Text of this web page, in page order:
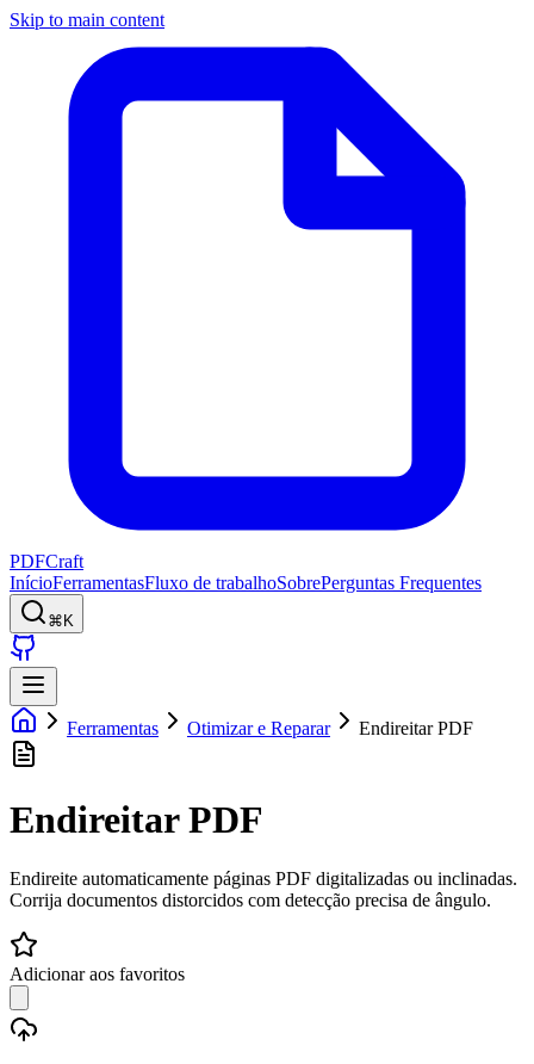
Skip to main content
PDFCraft
InícioFerramentasFluxo de trabalhoSobrePerguntas Frequentes
⌘K
Ferramentas Otimizar e Reparar Endireitar PDF
Endireitar PDF
Endireite automaticamente páginas PDF digitalizadas ou inclinadas.
Corrija documentos distorcidos com detecção precisa de ângulo.
Adicionar aos favoritos